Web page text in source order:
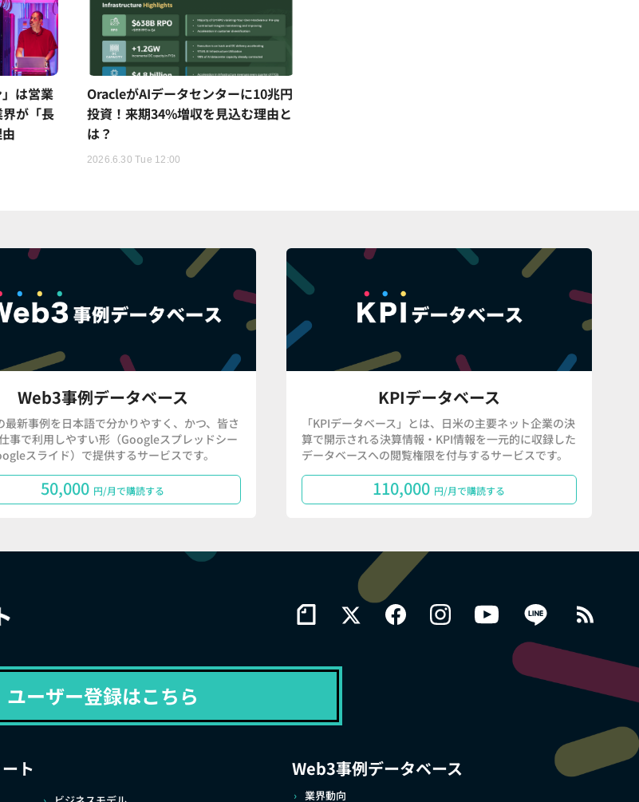
は営業
が「長
OracleがAIデータセンターに10兆円
投資！来期34%増収を見込む理由と
は？
2026.6.30 Tue 12:00
Web3事例データベース
新事例を日本語で分かりやすく、かつ、皆さ
事で利用しやすい形（Googleスプレッドシー
スライド）で提供するサービスです。
50,000 円/月で購読する
KPIデータベース
「KPIデータベース」とは、日米の主要ネット企業の決
算で開示される決算情報・KPI情報を一元的に収録した
データベースへの閲覧権限を付与するサービスです。
110,000 円/月で購読する
ユーザー登録はこちら
ト Web3事例データベース
業界動向